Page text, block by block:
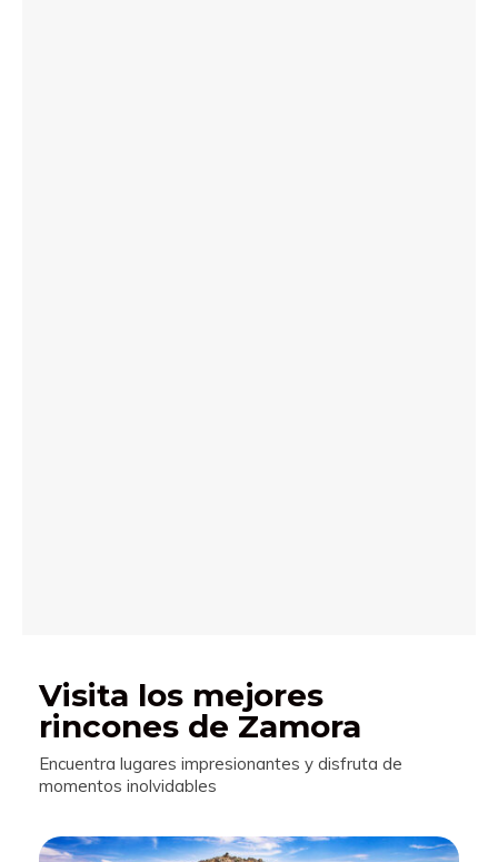
Visita los mejores
rincones de Zamora
Encuentra lugares impresionantes y disfruta de
momentos inolvidables